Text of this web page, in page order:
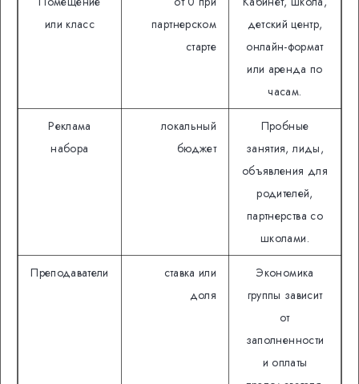
или класс
партнерском
старте
детский центр,
онлайн-формат
или аренда по
часам.
Реклама
набора
локальный
бюджет
Пробные
занятия, лиды,
объявления для
родителей,
партнерства со
школами.
Преподаватели
ставка или
доля
Экономика
группы зависит
от
заполненности
и оплаты